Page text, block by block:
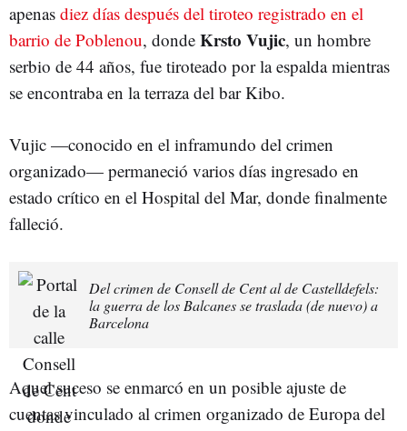
apenas diez días después del tiroteo registrado en el
barrio de Poblenou, donde Krsto Vujic, un hombre
serbio de 44 años, fue tiroteado por la espalda mientras
se encontraba en la terraza del bar Kibo.
Vujic —conocido en el inframundo del crimen
organizado— permaneció varios días ingresado en
estado crítico en el Hospital del Mar, donde finalmente
falleció.
Del crimen de Consell de Cent al de Castelldefels:
la guerra de los Balcanes se traslada (de nuevo) a
Barcelona
Aquel suceso se enmarcó en un posible ajuste de
cuentas vinculado al crimen organizado de Europa del